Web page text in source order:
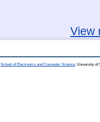
View
School of Electronics and Computer Science, University of